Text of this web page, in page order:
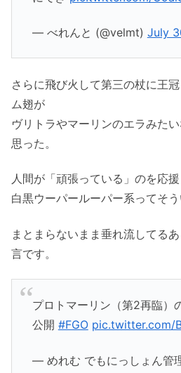
— べれんと (@velmt) July
さらに飛び火して第三の杖に王
ム翅が
ヴリトラやマーリンのエラみた
思った。
人間が「頑張っている」のを応
白黒ウーパールーパー系ってそう
まとまらないまま垂れ流してる
言です。
プロトマーリン（第2再臨）
公開 #FGO pic.twitter.com/
— めれむ でもにっしょん管